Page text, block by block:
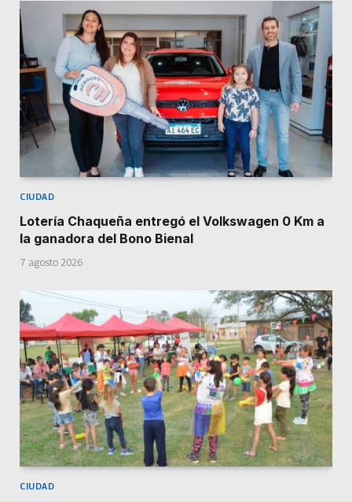
CIUDAD
Lotería Chaqueña entregó el Volkswagen 0 Km a
la ganadora del Bono Bienal
7 agosto 2026
CIUDAD